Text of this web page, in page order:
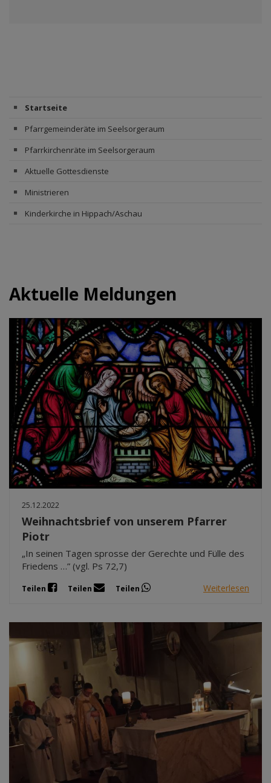
Startseite
Pfarrgemeinderäte im Seelsorgeraum
Pfarrkirchenräte im Seelsorgeraum
Aktuelle Gottesdienste
Ministrieren
Kinderkirche in Hippach/Aschau
Aktuelle Meldungen
25.12.2022
Weihnachtsbrief von unserem Pfarrer
Piotr
„In seinen Tagen sprosse der Gerechte und Fülle des
Friedens …” (vgl. Ps 72,7)
Teilen Teilen Teilen Weiterlesen